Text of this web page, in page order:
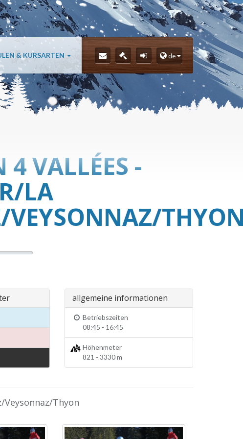
& KURSARTEN de
4 VALLÉES -
LA
allgemeine informationen
Betriebszeiten
08:45 - 16:45
Höhenmeter
821 - 3330 m
Veysonnaz/Thyon